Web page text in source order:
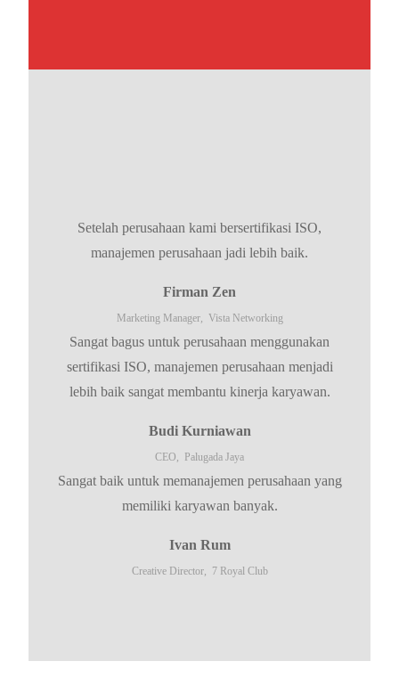
Setelah perusahaan kami bersertifikasi ISO,
manajemen perusahaan jadi lebih baik.
Firman Zen
Marketing Manager, Vista Networking
Sangat bagus untuk perusahaan menggunakan
sertifikasi ISO, manajemen perusahaan menjadi
lebih baik sangat membantu kinerja karyawan.
Budi Kurniawan
CEO, Palugada Jaya
Sangat baik untuk memanajemen perusahaan yang
memiliki karyawan banyak.
Ivan Rum
Creative Director, 7 Royal Club